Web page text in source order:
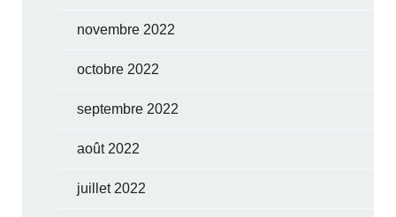
novembre 2022
octobre 2022
septembre 2022
août 2022
juillet 2022